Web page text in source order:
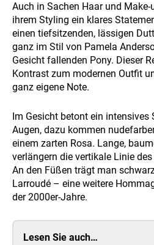
Auch in Sachen Haar und
ihrem Styling ein klares
einen tiefsitzenden, lässigen
ganz im Stil von Pamela
Gesicht fallenden Pony. Dieser
Kontrast zum modernen Outfit
ganz eigene Note.
Im Gesicht betont ein intensives
Augen, dazu kommen
einem zarten Rosa. Lange,
verlängern die vertikale Linie
An den Füßen trägt man
Larroudé – eine weitere
der 2000er-Jahre.
Lesen Sie auch…